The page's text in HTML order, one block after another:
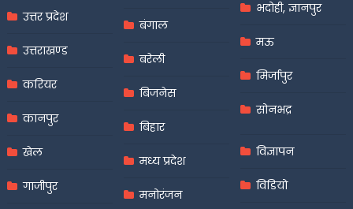
उत्तर प्रदेश
उत्तराखण्ड
करियर
कानपुर
खेल
गाजीपुर
बंगाल
बरेली
बिजनेस
बिहार
मध्य प्रदेश
मनोरंजन
भदोही, ज्ञानपुर
मऊ
मिर्जापुर
सोनभद्र
विज्ञापन
विडियो